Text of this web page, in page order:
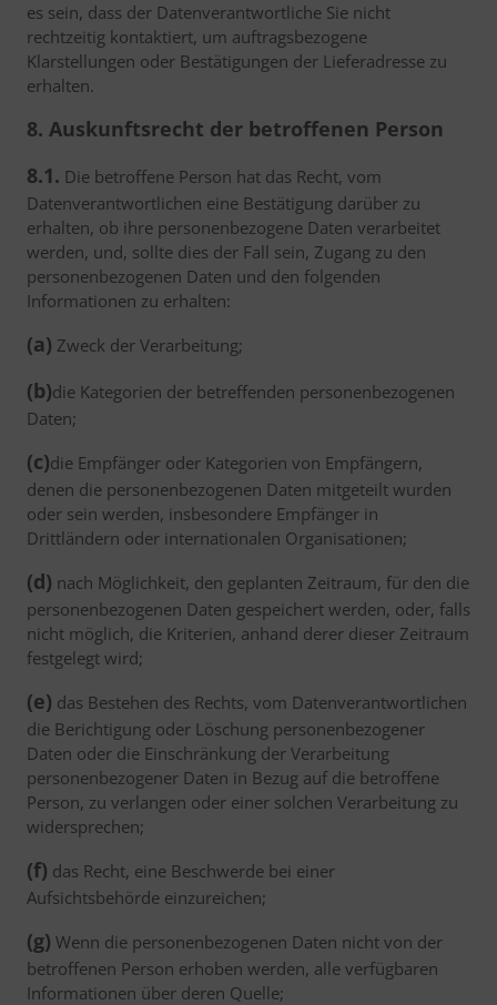
es sein, dass der Datenverantwortliche Sie nicht
rechtzeitig kontaktiert, um auftragsbezogene
Klarstellungen oder Bestätigungen der Lieferadresse zu
erhalten.
8. Auskunftsrecht der betroffenen Person
8.1. Die betroffene Person hat das Recht, vom
Datenverantwortlichen eine Bestätigung darüber zu
erhalten, ob ihre personenbezogene Daten verarbeitet
werden, und, sollte dies der Fall sein, Zugang zu den
personenbezogenen Daten und den folgenden
Informationen zu erhalten:
(a) Zweck der Verarbeitung;
(b)die Kategorien der betreffenden personenbezogenen
Daten;
(c)die Empfänger oder Kategorien von Empfängern,
denen die personenbezogenen Daten mitgeteilt wurden
oder sein werden, insbesondere Empfänger in
Drittländern oder internationalen Organisationen;
(d) nach Möglichkeit, den geplanten Zeitraum, für den die
personenbezogenen Daten gespeichert werden, oder, falls
nicht möglich, die Kriterien, anhand derer dieser Zeitraum
festgelegt wird;
(e) das Bestehen des Rechts, vom Datenverantwortlichen
die Berichtigung oder Löschung personenbezogener
Daten oder die Einschränkung der Verarbeitung
personenbezogener Daten in Bezug auf die betroffene
Person, zu verlangen oder einer solchen Verarbeitung zu
widersprechen;
(f) das Recht, eine Beschwerde bei einer
Aufsichtsbehörde einzureichen;
(g) Wenn die personenbezogenen Daten nicht von der
betroffenen Person erhoben werden, alle verfügbaren
Informationen über deren Quelle;